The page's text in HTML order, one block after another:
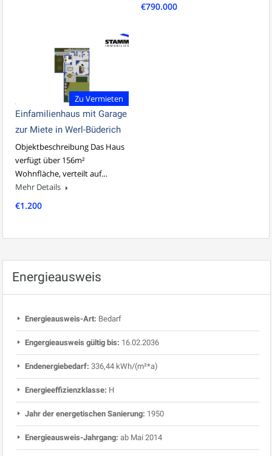
€790.000
Zu Vermieten
Einfamilienhaus mit Garage
zur Miete in Werl-Büderich
Objektbeschreibung Das Haus
verfügt über 156m²
Wohnfläche, verteilt auf…
Mehr Details
€1.200
Energieausweis
Energieausweis-Art: Bedarf
Engergieausweis gültig bis: 16.02.2036
Endenergiebedarf: 336,44 kWh/(m²*a)
Energieeffizienzklasse: H
Jahr der energetischen Sanierung: 1950
Energieausweis-Jahrgang: ab Mai 2014